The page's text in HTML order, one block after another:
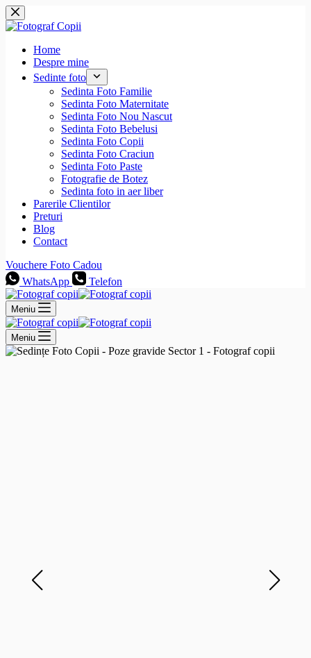
Sari
la
conținut
Home
Despre mine
Sedinte foto
Sedinta Foto Familie
Sedinta Foto Maternitate
Sedinta Foto Nou Nascut
Sedinta Foto Bebelusi
Sedinta Foto Copii
Sedinta Foto Craciun
Sedinta Foto Paste
Fotografie de Botez
Sedinta foto in aer liber
Parerile Clientilor
Preturi
Blog
Contact
Vouchere Foto Cadou
WhatsApp
Telefon
Meniu
Meniu